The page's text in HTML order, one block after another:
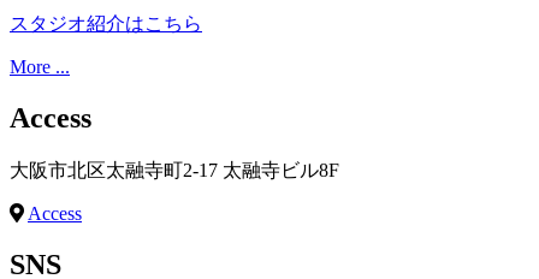
スタジオ紹介はこちら
More ...
Access
大阪市北区太融寺町2-17 太融寺ビル8F
Access
SNS